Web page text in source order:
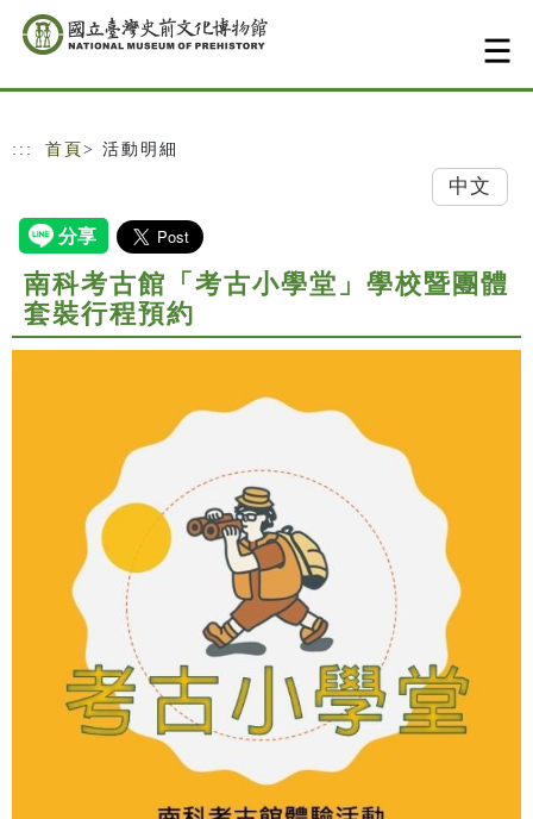
跳到主要內容
網站導覽
::: 首頁 > 活動明細
中文
南科考古館「考古小學堂」學校暨團體
套裝行程預約